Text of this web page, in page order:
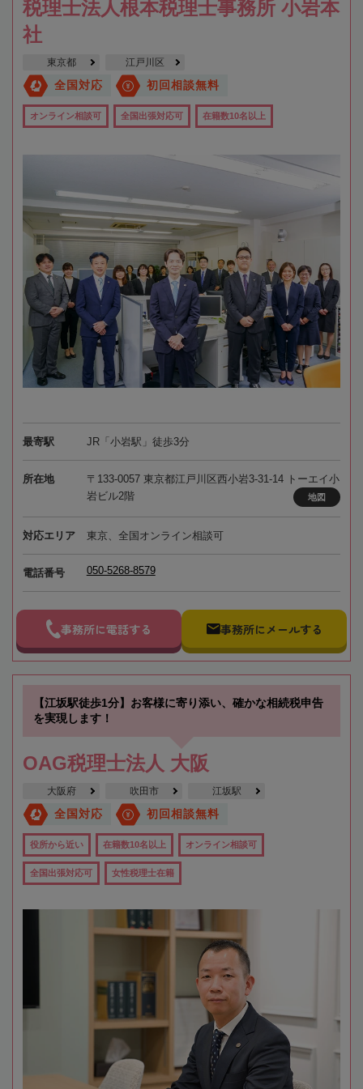
税理士法人根本税理士事務所 小岩本
社
東京都 江戸川区
全国対応 初回相談無料
オンライン相談可 全国出張対応可 在籍数10名以上
最寄駅 JR「小岩駅」徒歩3分
所在地
〒133-0057 東京都江戸川区西小岩3-31-14 トーエイ小
岩ビル2階
地図
対応エリア 東京、全国オンライン相談可
電話番号 050-5268-8579
事務所に電話する 事務所にメールする
【江坂駅徒歩1分】お客様に寄り添い、確かな相続税申告
を実現します！
OAG税理士法人 大阪
大阪府 吹田市 江坂駅
全国対応 初回相談無料
役所から近い 在籍数10名以上 オンライン相談可
全国出張対応可 女性税理士在籍